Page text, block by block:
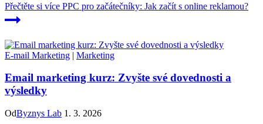
Přečtěte si více PPC pro začátečníky: Jak začít s online reklamou?
E-mail Marketing | Marketing
Email marketing kurz: Zvyšte své dovednosti a
výsledky
OdByznys Lab 1. 3. 2026